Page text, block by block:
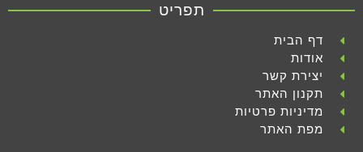
תפריט
דף הבית
אודות
יצירת קשר
תקנון האתר
מדיניות פרטיות
מפת האתר